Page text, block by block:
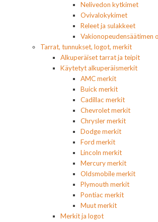
Nelivedon kytkimet
Ovivalokykimet
Releet ja sulakkeet
Vakionopeudensäätimen
Tarrat, tunnukset, logot, merkit
Alkuperäiset tarrat ja teipit
Käytetyt alkuperäismerkit
AMC merkit
Buick merkit
Cadillac merkit
Chevrolet merkit
Chrysler merkit
Dodge merkit
Ford merkit
Lincoln merkit
Mercury merkit
Oldsmobile merkit
Plymouth merkit
Pontiac merkit
Muut merkit
Merkit ja logot